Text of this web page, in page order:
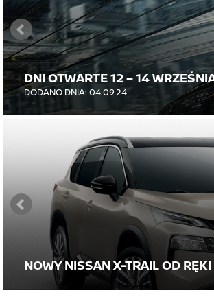
DNI OTWARTE 12 – 14
DODANO DNIA: 04.09.24
NOWY NISSAN X-TRAIL OD RĘKI